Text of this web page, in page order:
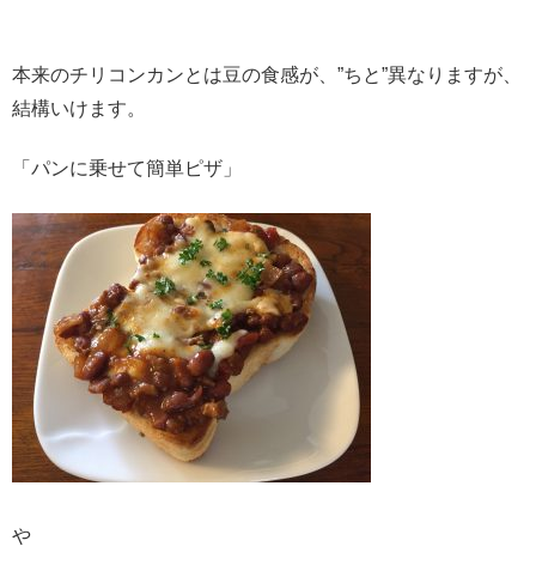
本来のチリコンカンとは豆の食感が、”ちと”異なりますが、
結構いけます。
「パンに乗せて簡単ピザ」
や